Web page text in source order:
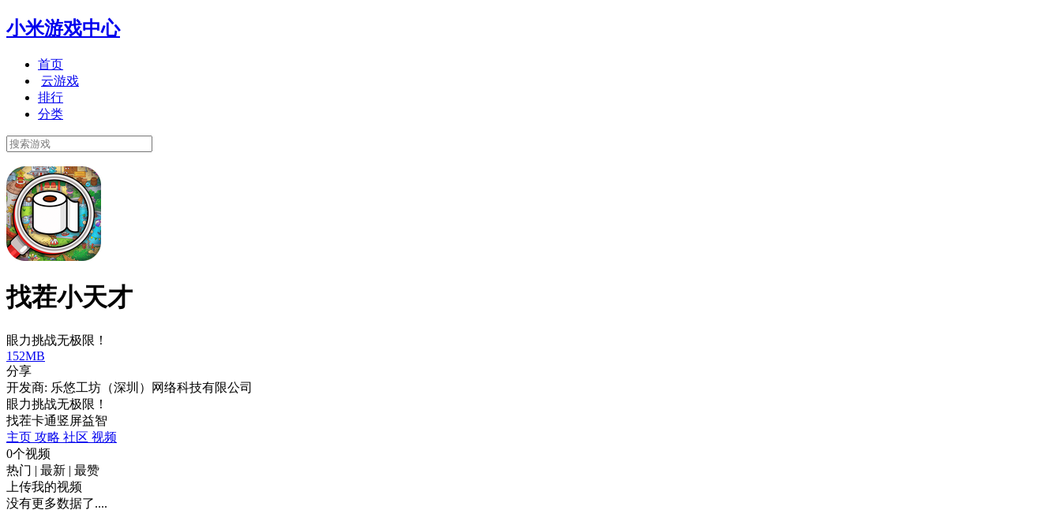
小米游戏中心
首页
云游戏
排行
分类
找茬小天才
眼力挑战无极限！
152MB
分享
开发商: 乐悠工坊（深圳）网络科技有限公司
眼力挑战无极限！
找茬卡通竖屏益智
主页 攻略 社区 视频
0个视频
热门 | 最新 | 最赞
上传我的视频
没有更多数据了....